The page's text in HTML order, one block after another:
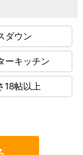
ダウン
ーキッチン
18帖以上